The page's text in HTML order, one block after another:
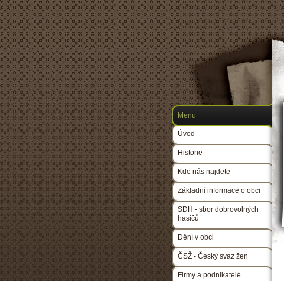
Menu
Úvod
Historie
Kde nás najdete
Základní informace o obci
SDH - sbor dobrovolných
hasičů
Dění v obci
ČSŽ - Český svaz žen
Firmy a podnikatelé